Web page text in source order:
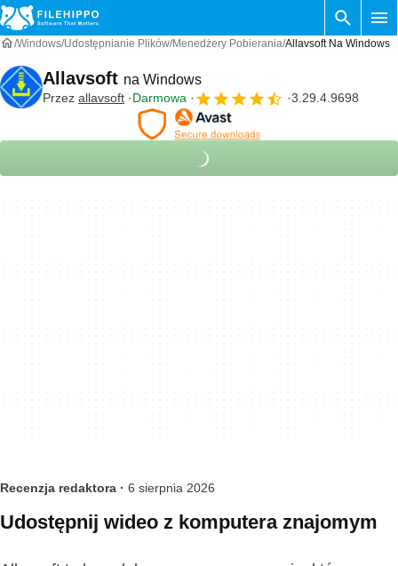
Windows Udostępnianie Plików Menedżery Pobierania Allavsoft Na Windows
Allavsoft na Windows
Przez allavsoft Darmowa 3.29.4.9698
Recenzja redaktora · 6 sierpnia 2026
Udostępnij wideo z komputera znajomym